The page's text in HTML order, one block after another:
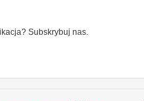
Subskrybuj nas.